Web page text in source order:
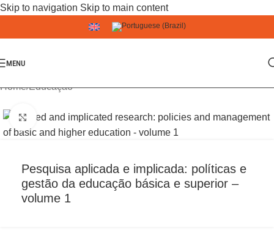
Skip to navigation Skip to main content
MENU
Home/Educação
Click to enlarge
Pesquisa aplicada e implicada: políticas e
gestão da educação básica e superior –
volume 1